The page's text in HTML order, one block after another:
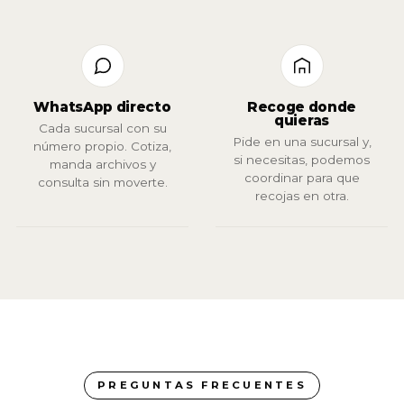
WhatsApp directo
Cada sucursal con su
número propio. Cotiza,
manda archivos y
consulta sin moverte.
Recoge donde
quieras
Pide en una sucursal y,
si necesitas, podemos
coordinar para que
recojas en otra.
PREGUNTAS FRECUENTES